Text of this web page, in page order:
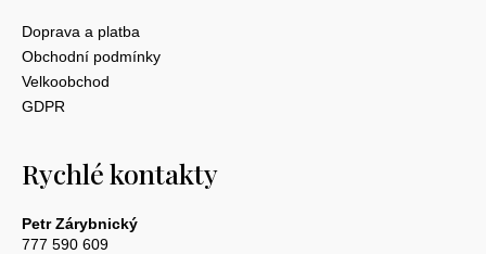
Doprava a platba
Obchodní podmínky
Velkoobchod
GDPR
Rychlé kontakty
Petr Zárybnický
777 590 609